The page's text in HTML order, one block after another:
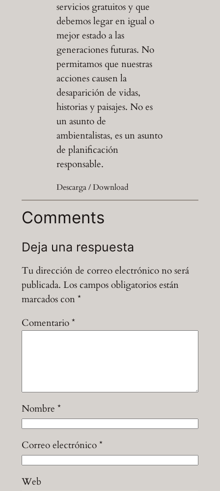
servicios gratuitos y que
debemos legar en igual o
mejor estado a las
generaciones futuras. No
permitamos que nuestras
acciones causen la
desaparición de vidas,
historias y paisajes. No es
un asunto de
ambientalistas, es un asunto
de planificación
responsable.
Descarga / Download
Comments
Deja una respuesta
Tu dirección de correo electrónico no será
publicada. Los campos obligatorios están
marcados con*
Comentario*
Nombre *
Correo electrónico*
Web